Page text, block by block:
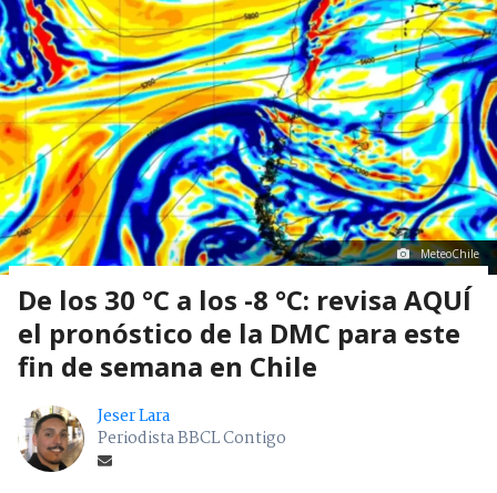
MeteoChile
De los 30 °C a los -8 °C: revisa AQUÍ
el pronóstico de la DMC para este
fin de semana en Chile
Jeser Lara
Periodista BBCL Contigo